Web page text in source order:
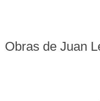
Obras de Juan